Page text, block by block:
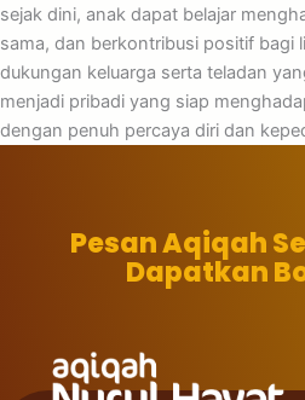
sejak dini, anak dapat belajar
sama, dan berkontribusi positif bagi
dukungan keluarga serta teladan
menjadi pribadi yang siap
dengan penuh percaya diri dan
Pesan Aqiqah
Dapatkan